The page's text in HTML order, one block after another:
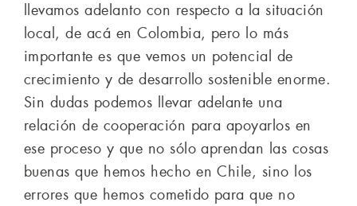
llevamos adelanto con respecto a la situación
local, de acá en Colombia, pero lo más
importante es que vemos un potencial de
crecimiento y de desarrollo sostenible enorme.
Sin dudas podemos llevar adelante una
relación de cooperación para apoyarlos en
ese proceso y que no sólo aprendan las cosas
buenas que hemos hecho en Chile, sino los
errores que hemos cometido para que no